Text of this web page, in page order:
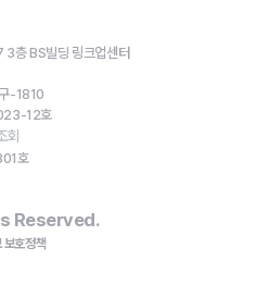
3층 BS빌딩 링크업센터
-1810
12호
회
호
Reserved.
보호정책